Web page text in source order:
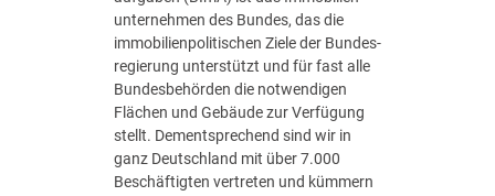
u
n
d
F
i
n
a
n
unternehmen des Bundes, das die
immobilien­politischen Ziele der Bundes­
regierung unterstützt und für fast alle
Bundes­behörden die notwendigen
Flächen und Gebäude zur Verfügung
stellt. Dementsprechend sind wir in
ganz Deutschland mit über 7.000
Beschäftigten vertreten und kümmern